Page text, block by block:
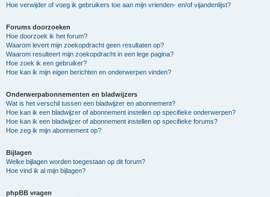
Hoe verwijder of voeg ik gebruikers toe aan mijn vrienden- en/of vijandenlijst?
Forums doorzoeken
Hoe doorzoek ik het forum?
Waarom levert mijn zoekopdracht geen resultaten op?
Waarom resulteert mijn zoekopdracht in een lege pagina?
Hoe zoek ik een gebruiker?
Hoe kan ik mijn eigen berichten en onderwerpen vinden?
Onderwerpabonnementen en bladwijzers
Wat is het verschil tussen een bladwijzer en abonnement?
Hoe kan ik een bladwijzer of abonnement instellen op specifieke onderwerpen?
Hoe kan ik een bladwijzer of abonnement instellen op specifieke forums?
Hoe zeg ik mijn abonnement op?
Bijlagen
Welke bijlagen worden toegestaan op dit forum?
Hoe vind ik al mijn bijlagen?
phpBB vragen